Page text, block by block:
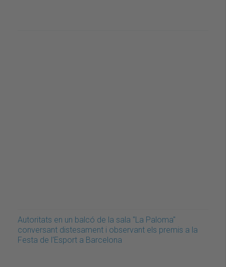
Autoritats en un balcó de la sala "La Paloma"
conversant distesament i observant els premis a la
Festa de l'Esport a Barcelona